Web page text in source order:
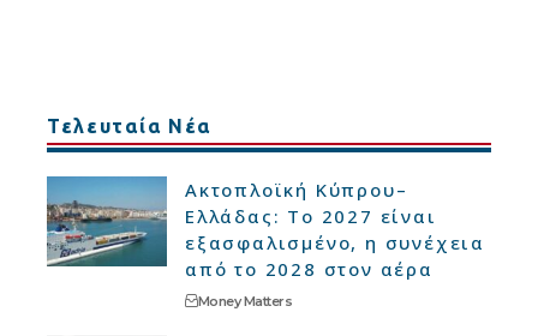
Τελευταία Νέα
Ακτοπλοϊκή Κύπρου–
Ελλάδας: Το 2027 είναι
εξασφαλισμένο, η συνέχεια
από το 2028 στον αέρα
Money Matters